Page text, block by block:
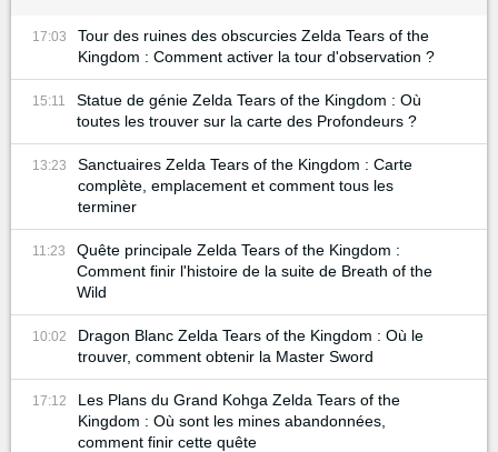
17:03
Tour des ruines des obscurcies Zelda Tears of the
Kingdom : Comment activer la tour d'observation ?
15:11
Statue de génie Zelda Tears of the Kingdom : Où
toutes les trouver sur la carte des Profondeurs ?
13:23
Sanctuaires Zelda Tears of the Kingdom : Carte
complète, emplacement et comment tous les
terminer
11:23
Quête principale Zelda Tears of the Kingdom :
Comment finir l'histoire de la suite de Breath of the
Wild
10:02
Dragon Blanc Zelda Tears of the Kingdom : Où le
trouver, comment obtenir la Master Sword
17:12
Les Plans du Grand Kohga Zelda Tears of the
Kingdom : Où sont les mines abandonnées,
comment finir cette quête